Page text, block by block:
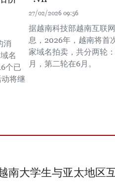
消
名
个已
将继
27/02/2026 09:56
据越南科技部越南互联
息，2026年，越南将首
家域名拍卖，共分两轮
月，第二轮在6月。
南大学生与亚太地区